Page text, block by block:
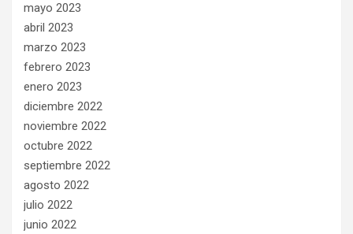
mayo 2023
abril 2023
marzo 2023
febrero 2023
enero 2023
diciembre 2022
noviembre 2022
octubre 2022
septiembre 2022
agosto 2022
julio 2022
junio 2022